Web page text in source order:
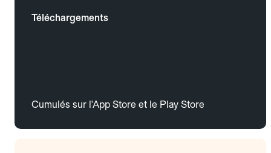
Téléchargements
Cumulés sur l'App Store et le Play Store